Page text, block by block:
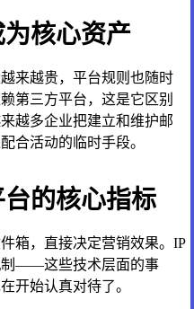
核心资产
来越贵，平台规则也随时
第三方平台，这是它区别
越多企业把建立和维护邮
合活动的临时手段。
的核心指标
箱，直接决定营销效果。IP
制——这些技术层面的事
开始认真对待了。